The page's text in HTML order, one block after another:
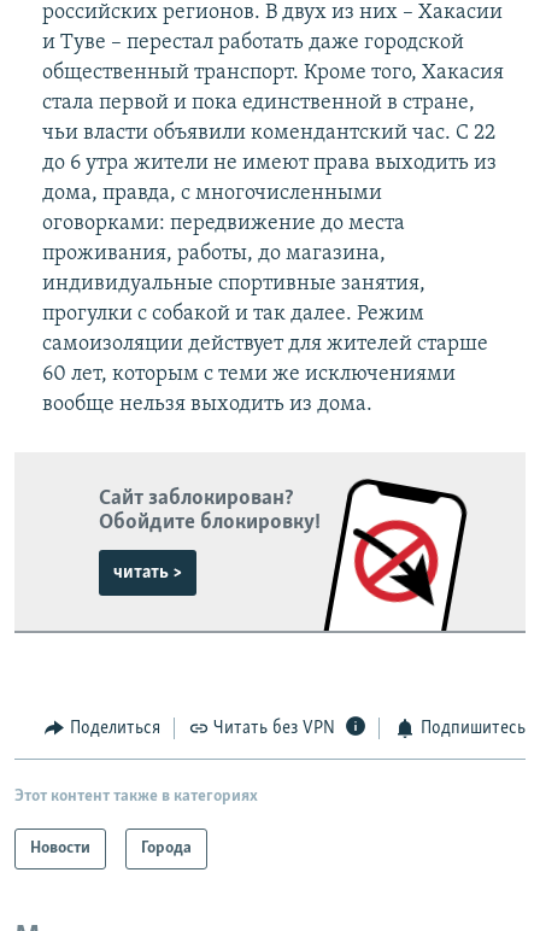
российских регионов. В двух из них – Хакасии
и Туве – перестал работать даже городской
общественный транспорт. Кроме того, Хакасия
стала первой и пока единственной в стране,
чьи власти объявили комендантский час. С 22
до 6 утра жители не имеют права выходить из
дома, правда, с многочисленными
оговорками: передвижение до места
проживания, работы, до магазина,
индивидуальные спортивные занятия,
прогулки с собакой и так далее. Режим
самоизоляции действует для жителей старше
60 лет, которым с теми же исключениями
вообще нельзя выходить из дома.
Сайт заблокирован?
Обойдите блокировку!
читать >
Поделиться Читать без VPN Подпишитесь
Этот контент также в категориях
Новости Города